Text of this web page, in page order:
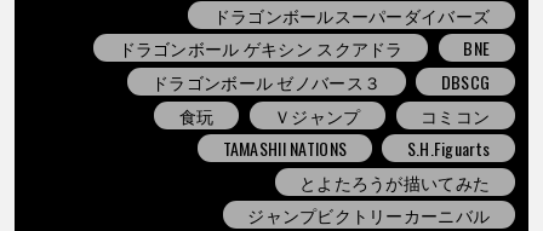
ドラゴンボールスーパーダイバーズ
ドラゴンボール ゲキシン スクアドラ
BNE
ドラゴンボール ゼノバース３
DBSCG
食玩
Ｖジャンプ
コミコン
TAMASHII NATIONS
S.H.Figuarts
とよたろうが描いてみた
ジャンプビクトリーカーニバル